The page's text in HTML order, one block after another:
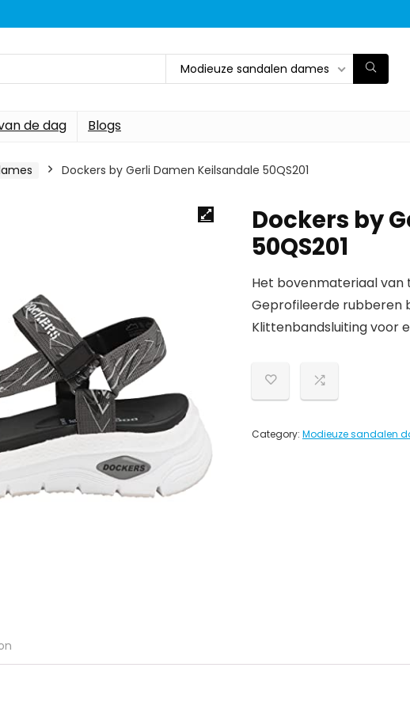
Modieuze sandalen dames
de dag Blogs
Dockers by Gerli Damen Keilsandale 50QS201
Dockers by
50QS201
Het bovenmateriaal van
Geprofileerde rubberen
Klittenbandsluiting voor
Category: Modieuze sandalen